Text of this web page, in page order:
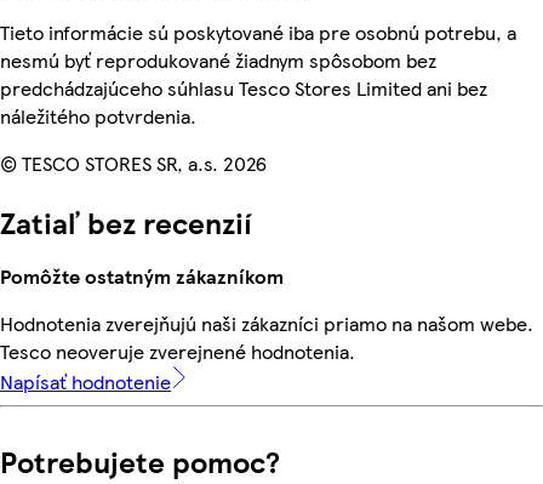
Tieto informácie sú poskytované iba pre osobnú potrebu, a
nesmú byť reprodukované žiadnym spôsobom bez
predchádzajúceho súhlasu Tesco Stores Limited ani bez
náležitého potvrdenia.
© TESCO STORES SR, a.s. 2026
Zatiaľ bez recenzií
Pomôžte ostatným zákazníkom
Hodnotenia zverejňujú naši zákazníci priamo na našom webe.
Tesco neoveruje zverejnené hodnotenia.
Napísať hodnotenie
Potrebujete pomoc?